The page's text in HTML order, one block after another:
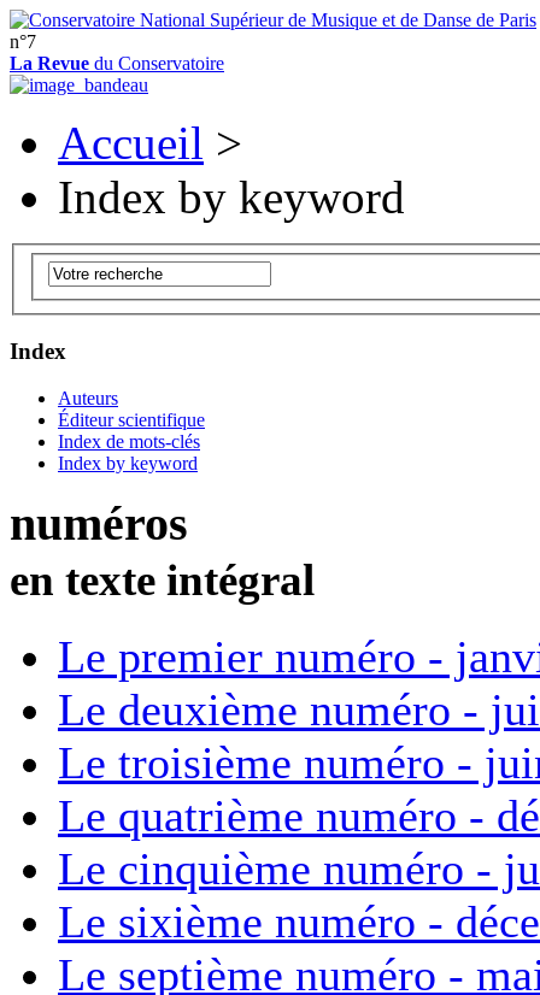
n°7
La Revue du Conservatoire
Accueil >
Index by keyword
Index
Auteurs
Éditeur scientifique
Index de mots-clés
Index by keyword
numéros
en texte intégral
Le premier numéro -
Le deuxième numéro -
Le troisième numéro -
Le quatrième numéro -
Le cinquième numéro -
Le sixième numéro -
Le septième numéro -